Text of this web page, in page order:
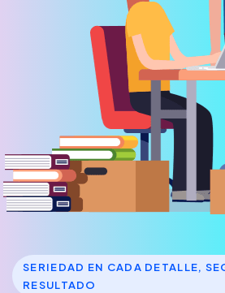
SERIEDAD EN CADA DETALLE,
RESULTADO